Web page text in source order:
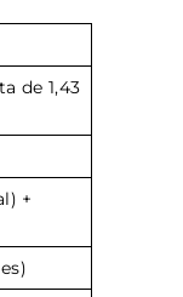
de 1,43
+